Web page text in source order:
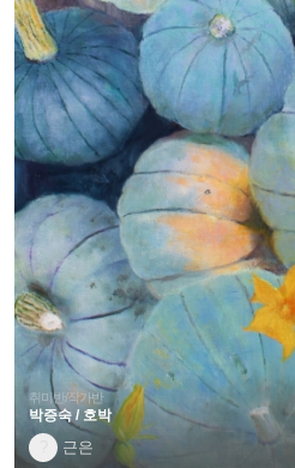
취미반/작가반
박증숙 / 호박
근은